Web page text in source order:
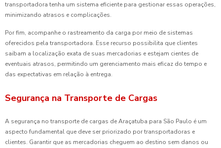
transportadora tenha um sistema eficiente para gestionar essas operações,
minimizando atrasos e complicações.
Por fim, acompanhe o rastreamento da carga por meio de sistemas
oferecidos pela transportadora. Esse recurso possibilita que clientes
saibam a localização exata de suas mercadorias e estejam cientes de
eventuais atrasos, permitindo um gerenciamento mais eficaz do tempo e
das expectativas em relação à entrega.
Segurança na Transporte de Cargas
A segurança no transporte de cargas de Araçatuba para São Paulo é um
aspecto fundamental que deve ser priorizado por transportadoras e
clientes. Garantir que as mercadorias cheguem ao destino sem danos ou